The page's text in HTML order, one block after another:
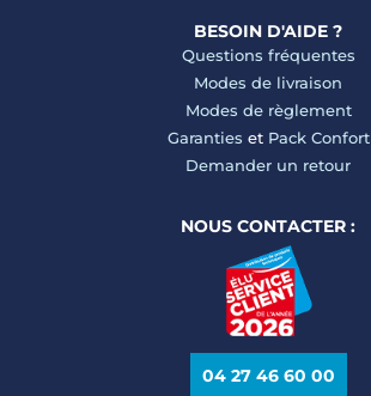
BESOIN D'AIDE ?
Questions fréquentes
Modes de livraison
Modes de règlement
Garanties et Pack Confort
Demander un retour
NOUS CONTACTER :
04 27 46 60 00